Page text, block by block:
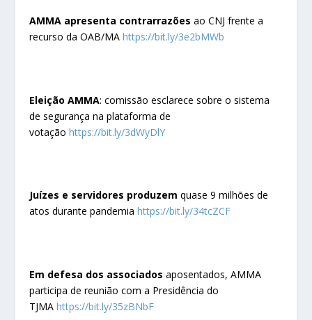
AMMA apresenta contrarrazões ao CNJ frente a
recurso da OAB/MAhttps://bit.ly/3e2bMWb
Eleição AMMA: comissão esclarece sobre o sistema
de segurança na plataforma de
votaçãohttps://bit.ly/3dWyDlY
Juízes e servidores produzem quase 9 milhões de
atos durante pandemiahttps://bit.ly/34tcZCF
Em defesa dos associados aposentados, AMMA
participa de reunião com a Presidência do
TJMAhttps://bit.ly/35zBNbF